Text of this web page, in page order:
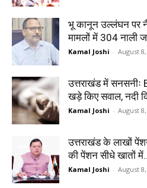
भू कानून उल्लंघन पर
मामलों में 304 नाली
Kamal Joshi - August
उत्तराखंड में सनसनीः
खड़े किए सवाल, नदी
Kamal Joshi - August
उत्तराखंड के लाखों
की पेंशन सीधे खातों
Kamal Joshi - August